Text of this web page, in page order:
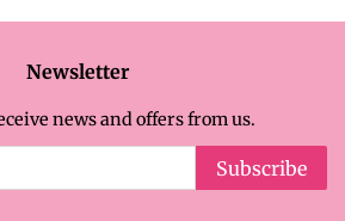
Newsletter
news and offers from us.
Subscribe